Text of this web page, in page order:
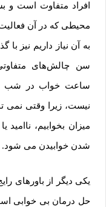
افراد متفاوت است
محیطی که در آن
به آن نیاز داریم نیز با
ساعت خواب در شب نه
نیست، زیرا وقتی نمی
میزان بخوابیم،
شدن خوابیدن می شود.
یکی دیگر از باورهای
حل درمان بی خوابی